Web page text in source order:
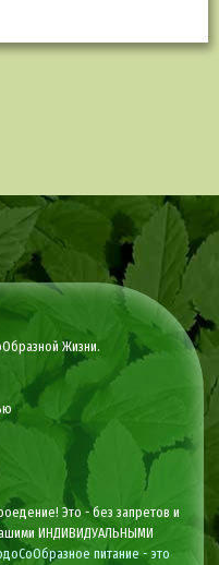
Жизни.
Это - без запретов и
ИНДИВИДУАЛЬНЫМИ
питание - это